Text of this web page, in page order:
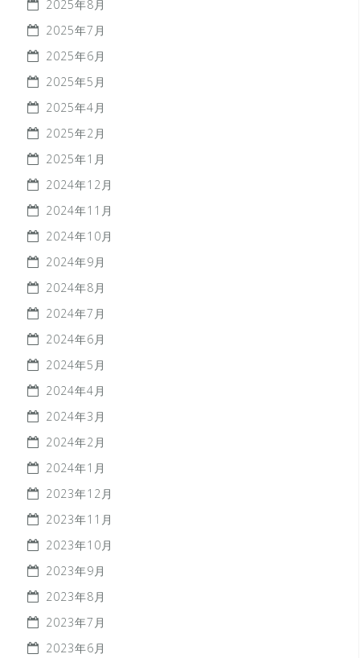
2025年8月
2025年7月
2025年6月
2025年5月
2025年4月
2025年2月
2025年1月
2024年12月
2024年11月
2024年10月
2024年9月
2024年8月
2024年7月
2024年6月
2024年5月
2024年4月
2024年3月
2024年2月
2024年1月
2023年12月
2023年11月
2023年10月
2023年9月
2023年8月
2023年7月
2023年6月